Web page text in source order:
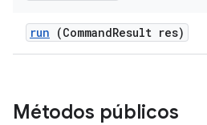
run (CommandResult res)
Métodos públicos